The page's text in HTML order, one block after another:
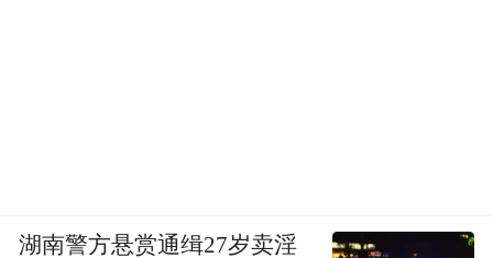
湖南警方悬赏通缉27岁卖淫